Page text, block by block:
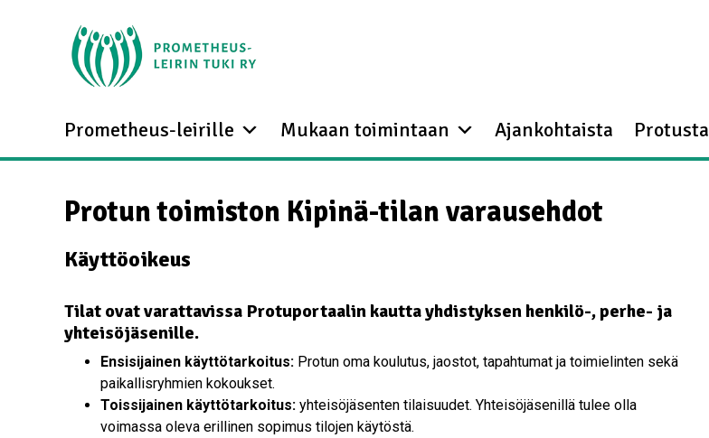
Prometheus-leirille Mukaan toimintaan Ajankohtaista Protusta
Protun toimiston Kipinä-tilan varausehdot
Käyttöoikeus
Tilat ovat varattavissa Protuportaalin kautta yhdistyksen henkilö-, perhe- ja
yhteisöjäsenille.
Ensisijainen käyttötarkoitus: Protun oma koulutus, jaostot, tapahtumat ja toimielinten sekä
paikallisryhmien kokoukset.
Toissijainen käyttötarkoitus: yhteisöjäsenten tilaisuudet. Yhteisöjäsenillä tulee olla
voimassa oleva erillinen sopimus tilojen käytöstä.